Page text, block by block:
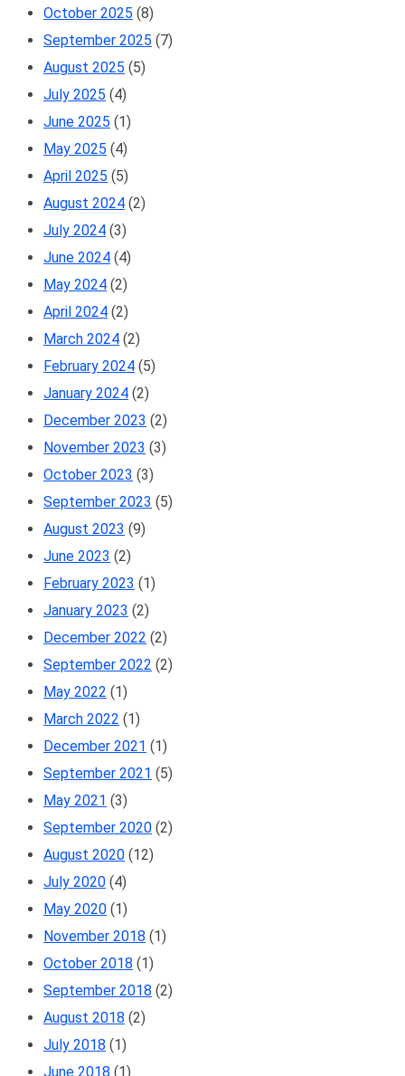
October 2025 (8)
September 2025 (7)
August 2025 (5)
July 2025 (4)
June 2025 (1)
May 2025 (4)
April 2025 (5)
August 2024 (2)
July 2024 (3)
June 2024 (4)
May 2024 (2)
April 2024 (2)
March 2024 (2)
February 2024 (5)
January 2024 (2)
December 2023 (2)
November 2023 (3)
October 2023 (3)
September 2023 (5)
August 2023 (9)
June 2023 (2)
February 2023 (1)
January 2023 (2)
December 2022 (2)
September 2022 (2)
May 2022 (1)
March 2022 (1)
December 2021 (1)
September 2021 (5)
May 2021 (3)
September 2020 (2)
August 2020 (12)
July 2020 (4)
May 2020 (1)
November 2018 (1)
October 2018 (1)
September 2018 (2)
August 2018 (2)
July 2018 (1)
June 2018 (1)